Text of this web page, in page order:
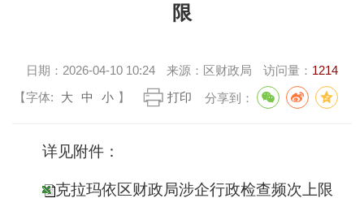
限
日期： 2026-04-10 10:24 来源： 区财政局 访问量： 1214
【字体:
大 中 小 】 打印 分享到：
详见附件：
克拉玛依区财政局涉企行政检查频次上限